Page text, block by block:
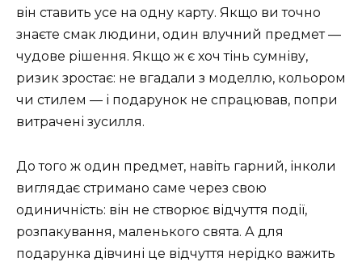
він ставить усе на одну карту. Якщо ви точно
знаєте смак людини, один влучний предмет —
чудове рішення. Якщо ж є хоч тінь сумніву,
ризик зростає: не вгадали з моделлю, кольором
чи стилем — і подарунок не спрацював, попри
витрачені зусилля.
До того ж один предмет, навіть гарний, інколи
виглядає стримано саме через свою
одиничність: він не створює відчуття події,
розпакування, маленького свята. А для
подарунка дівчині це відчуття нерідко важить